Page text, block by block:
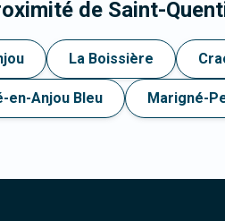
de Saint-
La Boissière
en-Anjou Bleu Marigné-